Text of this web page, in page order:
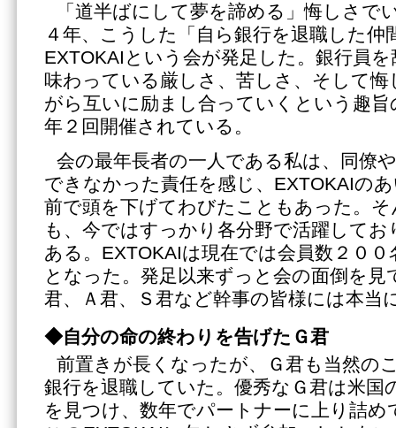
「道半ばにして夢を諦める」悔しさで
４年、こうした「自ら銀行を退職した仲
EXTOKAIという会が発足した。銀行員
味わっている厳しさ、苦しさ、そして
がら互いに励まし合っていくという趣
年２回開催されている。
会の最年長者の一人である私は、同僚
できなかった責任を感じ、EXTOKAIの
前で頭を下げてわびたこともあった。
も、今ではすっかり各分野で活躍して
ある。EXTOKAIは現在では会員数２０
となった。発足以来ずっと会の面倒を
君、Ａ君、Ｓ君など幹事の皆様には本当
◆自分の命の終わりを告げたＧ君
前置きが長くなったが、Ｇ君も当然の
銀行を退職していた。優秀なＧ君は米国
を見つけ、数年でパートナーに上り詰め